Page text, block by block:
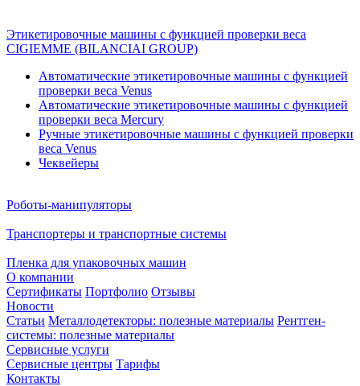
Этикетировочные машины с функцией проверки веса
CIGIEMME (BILANCIAI GROUP)
Автоматические этикетировочные машины с функцией
проверки веса Venus
Автоматические этикетировочные машины с функцией
проверки веса Mercury
Ручные этикетировочные машины с функцией проверки
веса Venus
Чеквейеры
Роботы-манипуляторы
Транспортеры и транспортные системы
Пленка для упаковочных машин
О компании
Сертификаты Портфолио Отзывы
Новости
Статьи Металлодетекторы: полезные материалы Рентген-
системы: полезные материалы
Сервисные услуги
Сервисные центры Тарифы
Контакты